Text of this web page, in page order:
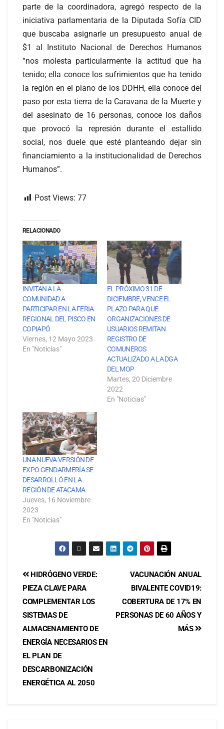
parte de la coordinadora, agregó respecto de la
iniciativa parlamentaria de la Diputada Sofía CID
que buscaba asignarle un presupuesto anual de
$1 al Instituto Nacional de Derechos Humanos
“nos molesta particularmente la actitud que ha
tenido; ella conoce los sufrimientos que ha tenido
la región en el plano de los DDHH, ella conoce del
paso por esta tierra de la Caravana de la Muerte y
del asesinato de 16 personas, conoce los daños
que provocó la represión durante el estallido
social, nos duele que esté planteando dejar sin
financiamiento a la institucionalidad de Derechos
Humanos”.
Post Views: 77
RELACIONADO
INVITAN A LA
COMUNIDAD A
PARTICIPAR EN LA FERIA
REGIONAL DEL PISCO EN
COPIAPÓ
Viernes, 12 Mayo 2023
En "Noticias"
EL PRÓXIMO 31 DE
DICIEMBRE, VENCE EL
PLAZO PARA QUE
ORGANIZACIONES DE
USUARIOS REMITAN
REGISTRO DE
COMUNEROS
ACTUALIZADO A LA DGA
DEL MOP
Martes, 20 Diciembre
2022
En "Noticias"
UNA NUEVA VERSIÓN DE
EXPO GENDARMERÍA SE
DESARROLLÓ EN LA
REGIÓN DE ATACAMA
Jueves, 16 Noviembre
2023
En "Noticias"
VACUNACIÓN ANUAL
BIVALENTE COVID19:
COBERTURA DE 17% EN
PERSONAS DE 60 AÑOS Y
MÁS
HIDRÓGENO VERDE:
PIEZA CLAVE PARA
COMPLEMENTAR LOS
SISTEMAS DE
ALMACENAMIENTO DE
ENERGÍA NECESARIOS EN
EL PLAN DE
DESCARBONIZACIÓN
ENERGÉTICA AL 2050